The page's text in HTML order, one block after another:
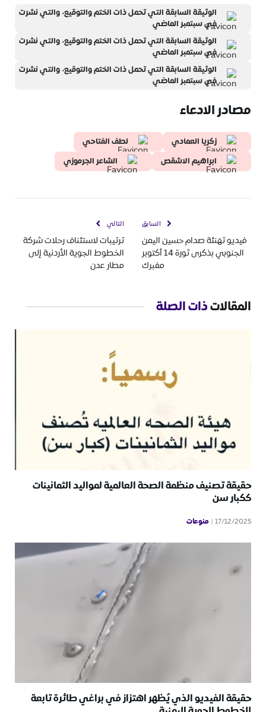
الوثيقة السابقة التي تحمل ذات الختم والتوقيع، والتي نشرت
في سبتمبر الماضي
الوثيقة السابقة التي تحمل ذات الختم والتوقيع، والتي نشرت
في سبتمبر الماضي
الوثيقة السابقة التي تحمل ذات الختم والتوقيع، والتي نشرت
في سبتمبر الماضي
مصادر الادعاء
زكريا العمادي
لطف الفتاحي
ابراهيم الاشقص
الشاعر الجرموزي
السابق
فيديو تهنئة صدام حسين اليمن
الجنوبي بذكرى ثورة 14 أكتوبر
مفبرك
التالي
ترتيبات لاستئناف رحلات شركة
الخطوط الجوية الأردنية إلى
مطار عدن
المقالاتذات الصلة
حقيقة تصنيف منظمة الصحة العالمية لمواليد الثمانينات
ككبار سن
17/12/2025 منوعات
حقيقة الفيديو الذي يُظهر اهتزاز في براغي طائرة تابعة